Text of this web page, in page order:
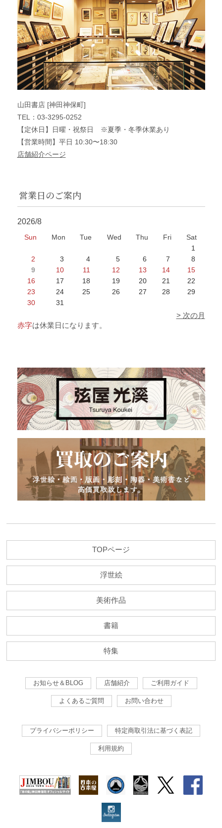
山田書店 [神田神保町]
TEL：03-3295-0252
【定休日】日曜・祝祭日 ※夏季・冬季休業あり
【営業時間】平日 10:30〜18:30
店舗紹介ページ
営業日のご案内
2026/8
Sun Mon Tue Wed Thu Fri
Sat
1
2
3 4 5 6 7
8
9
10 11 12 13 14
15
16
17 18 19 20 21
22
23
24 25 26 27 28
29
30
31
> 次の月
赤字は休業日になります。
TOPページ
浮世絵
美術作品
書籍
特集
お知らせ＆BLOG 店舗紹介 ご利用ガイド
よくあるご質問 お問い合わせ
プライバシーポリシー 特定商取引法に基づく表記
利用規約